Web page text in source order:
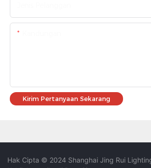
Kirim Pertanyaan Sekarang
Hak Cipta © 2024 Shanghai Jing Rui